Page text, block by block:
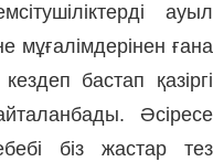
ауыл
мұғалімдерінен ғана
бастап қазіргі
Әсіресе
біз жастар тез